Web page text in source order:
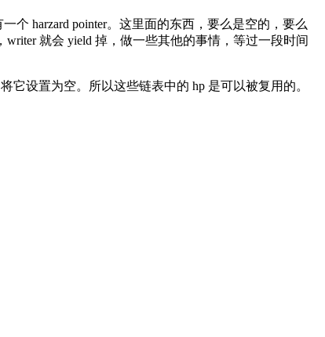
个 harzard pointer。这里面的东西，要么是空的，要么
就会 yield 掉，做一些其他的事情，等过一段时间
它设置为空。所以这些链表中的 hp 是可以被复用的。